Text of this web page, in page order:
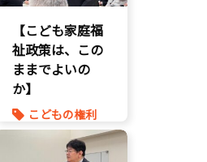
【こども家庭福
祉政策は、この
ままでよいの
か】
こどもの権利
こども政策
命を守る